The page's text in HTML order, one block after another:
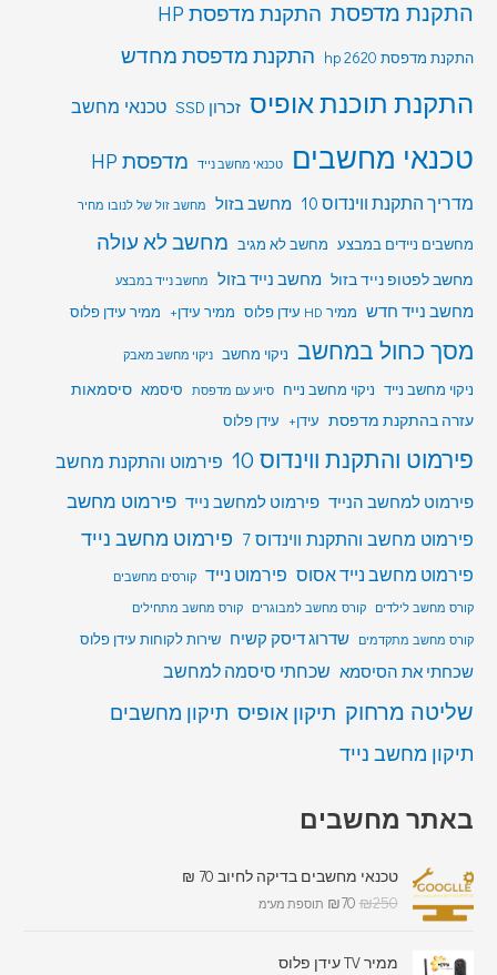
התקנת מדפסת התקנת מדפסת HP
התקנת מדפסת hp 2620 התקנת מדפסת מחדש
התקנת תוכנת אופיס זכרון SSD טכנאי מחשב
טכנאי מחשבים טכנאי מחשב נייד מדפסת HP
מדריך התקנת ווינדוס 10 מחשב בזול מחשב זול של לנובו מחיר
מחשבים ניידים במבצע מחשב לא מגיב מחשב לא עולה
מחשב לפטופ נייד בזול מחשב נייד בזול מחשב נייד במבצע
מחשב נייד חדש ממיר HD עידן פלוס ממיר עידן+ ממיר עידן פלוס
מסך כחול במחשב ניקוי מחשב ניקוי מחשב מאבק
ניקוי מחשב נייד ניקוי מחשב נייח סיוע עם מדפסת סיסמא סיסמאות
עזרה בהתקנת מדפסת עידן+ עידן פלוס
פירמוט והתקנת ווינדוס 10 פירמוט והתקנת מחשב
פירמוט למחשב הנייד פירמוט למחשב נייד פירמוט מחשב
פירמוט מחשב והתקנת ווינדוס 7
פירמוט מחשב נייד
פירמוט מחשב נייד אסוס פירמוט נייד קורסים מחשבים
קורס מחשב לילדים
קורס מחשב למבוגרים
קורס מחשב מתחילים
קורס מחשב מתקדמים
שדרוג דיסק קשיח שירות לקוחות עידן פלוס
שכחתי את הסיסמא שכחתי סיסמה למחשב
שליטה מרחוק תיקון אופיס תיקון מחשבים
תיקון מחשב נייד
באתר מחשבים
טכנאי מחשבים בדיקה לחיוב 70 ₪
₪250
₪70 תוספת מע"מ
ממיר TV עידן פלוס